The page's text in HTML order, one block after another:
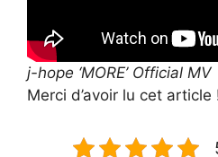
j-hope ‘MORE’ Official MV
Merci d’avoir lu cet article